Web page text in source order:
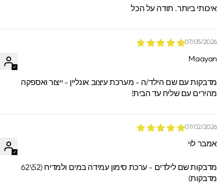
הזמנות.
ביותר. תודה על הכל
07/05/
עם שם הילד/ה - מערכת עיצוב אונליין - ייצור ואספקה
עם שליח עד הבית!
07/02/
לוי
מדבקות שם לילדים - ערכת סימון עמידה במים ולמדיח (52\62